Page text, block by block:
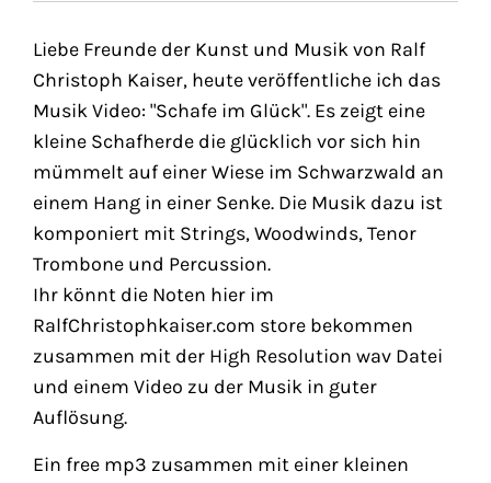
Liebe Freunde der Kunst und Musik von Ralf
Christoph Kaiser, heute veröffentliche ich das
Musik Video: "Schafe im Glück". Es zeigt eine
kleine Schafherde die glücklich vor sich hin
mümmelt auf einer Wiese im Schwarzwald an
einem Hang in einer Senke. Die Musik dazu ist
komponiert mit Strings, Woodwinds, Tenor
Trombone und Percussion.
Ihr könnt die Noten hier im
RalfChristophkaiser.com store bekommen
zusammen mit der High Resolution wav Datei
und einem Video zu der Musik in guter
Auflösung.
Ein free mp3 zusammen mit einer kleinen